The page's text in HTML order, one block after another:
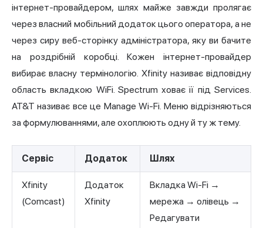
інтернет-провайдером, шлях майже завжди пролягає
через власний мобільний додаток цього оператора, а не
через сиру веб-сторінку адміністратора, яку ви бачите
на роздрібній коробці. Кожен інтернет-провайдер
вибирає власну термінологію. Xfinity називає відповідну
область вкладкою WiFi. Spectrum ховає її під Services.
AT&T називає все це Manage Wi-Fi. Меню відрізняються
за формулюваннями, але охоплюють одну й ту ж тему.
Сервіс Додаток Шлях
Xfinity
(Comcast)
Додаток
Xfinity
Вкладка Wi-Fi →
мережа → олівець →
Редагувати